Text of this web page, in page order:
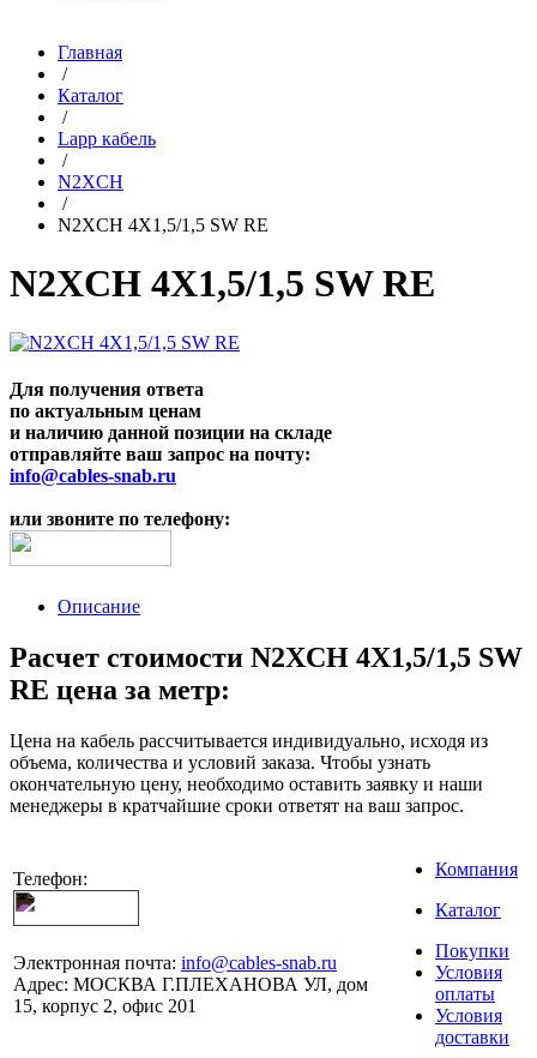
Главная
/
Каталог
/
Lapp кабель
/
N2XCH
/
N2XCH 4X1,5/1,5 SW RE
N2XCH 4X1,5/1,5 SW RE
Для получения ответа
по актуальным ценам
и наличию данной позиции на складе
отправляйте ваш запрос на почту:
info@cables-snab.ru
или звоните по телефону:
Описание
Расчет стоимости N2XCH 4X1,5/1,5 SW
RE цена за метр:
Цена на кабель рассчитывается индивидуально, исходя из
объема, количества и условий заказа. Чтобы узнать
окончательную цену, необходимо оставить заявку и наши
менеджеры в кратчайшие сроки ответят на ваш запрос.
Телефон:
Электронная почта: info@cables-snab.ru
Адрес: МОСКВА Г.ПЛЕХАНОВА УЛ, дом
15, корпус 2, офис 201
Компания
Каталог
Покупки
Условия
оплаты
Условия
доставки